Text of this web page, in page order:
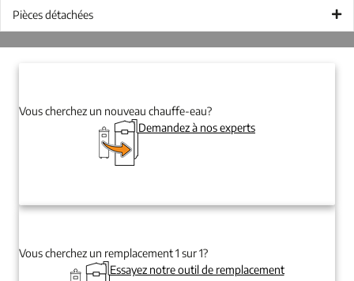
Pièces détachées
Vous cherchez un nouveau chauffe-eau?
Demandez à nos experts
Vous cherchez un remplacement 1 sur 1?
Essayez notre outil de remplacement